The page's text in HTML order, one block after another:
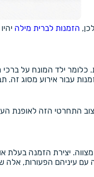
הזמנות לברית מילה
ילד המונח על
עבור אירוע מסוג
התחרטי הזה לאופנת
יצירת הזמנה בעלת
עם עיניהם הפעורות,